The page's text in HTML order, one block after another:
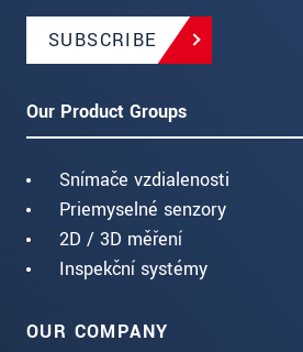
SUBSCRIBE
Our Product Groups
Snímače vzdialenosti
Priemyselné senzory
2D / 3D měření
Inspekční systémy
OUR COMPANY